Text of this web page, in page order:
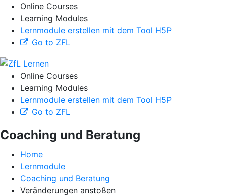
Online Courses
Learning Modules
Lernmodule erstellen mit dem Tool H5P
Go to ZFL
Online Courses
Learning Modules
Lernmodule erstellen mit dem Tool H5P
Go to ZFL
Coaching und Beratung
Home
Lernmodule
Coaching und Beratung
Veränderungen anstoßen